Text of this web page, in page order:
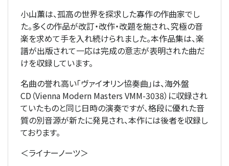
小山薫は、孤高の世界を探求した寡作の作曲家でし
た。多くの作品が改訂・改作・改題を施され、究極の音
楽を求めて手を入れ続けられました。本作品集は、楽
譜が出版されて一応は完成の意志が表明された曲だ
けを収録しています。
名曲の誉れ高い「ヴァイオリン協奏曲」は、海外盤
CD（Vienna Modern Masters VMM-3038）に収録され
ていたものと同じ日時の演奏ですが、格段に優れた音
質の別音源が新たに発見され、本作には後者を収録し
ております。
＜ライナーノーツ＞